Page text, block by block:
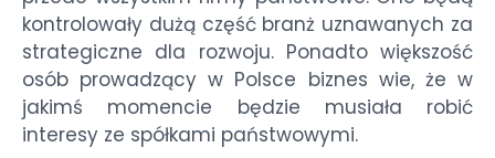
kontrolowały dużą część branż uznawanych za
strategiczne dla rozwoju. Ponadto większość
osób prowadzący w Polsce biznes wie, że w
jakimś momencie będzie musiała robić
interesy ze spółkami państwowymi.